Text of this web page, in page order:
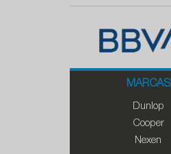
MARCAS
Dunlop
Cooper
Nexen